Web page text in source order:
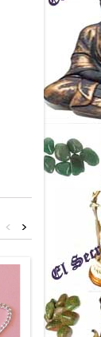
>
<